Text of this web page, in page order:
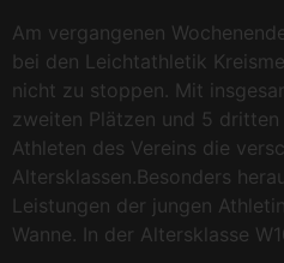
Am vergangenen
bei den Leichtathletik
nicht zu stoppen. Mit
zweiten Plätzen und 5
Athleten des Vereins die
Altersklassen.Besonders
Leistungen der jungen
Wanne. In der Altersklasse